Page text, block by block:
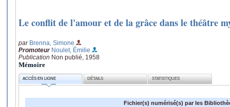
Le conflit de l'amour et de la grâce dans le théâtre
par Brenna, Simone
Promoteur Noulet, Émilie
Publication Non publié, 1958
Mémoire
ACCÈS EN LIGNE DÉTAILS STATISTIQUES
Fichier(s) numérisé(s) par les